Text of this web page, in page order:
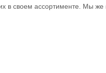
в своем ассортименте. Мы